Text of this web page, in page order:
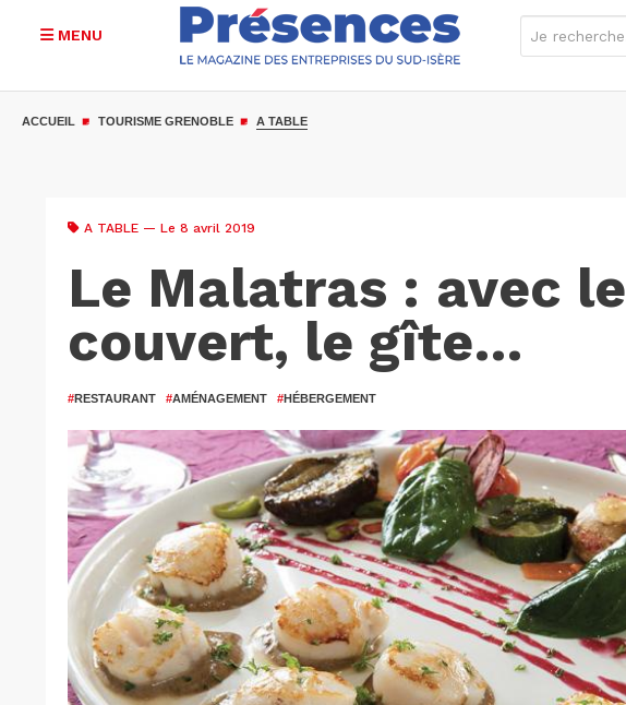
MENU
ACCUEIL TOURISME GRENOBLE A TABLE
A TABLE — Le 8 avril 2019
Le Malatras : avec le
couvert, le gîte…
#RESTAURANT #AMÉNAGEMENT #HÉBERGEMENT